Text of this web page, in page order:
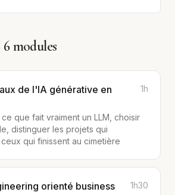
6modules
de l'IA générative en
que fait vraiment un LLM, choisir
distinguer les projets qui
qui finissent au cimetière
1h
orienté business 1h30